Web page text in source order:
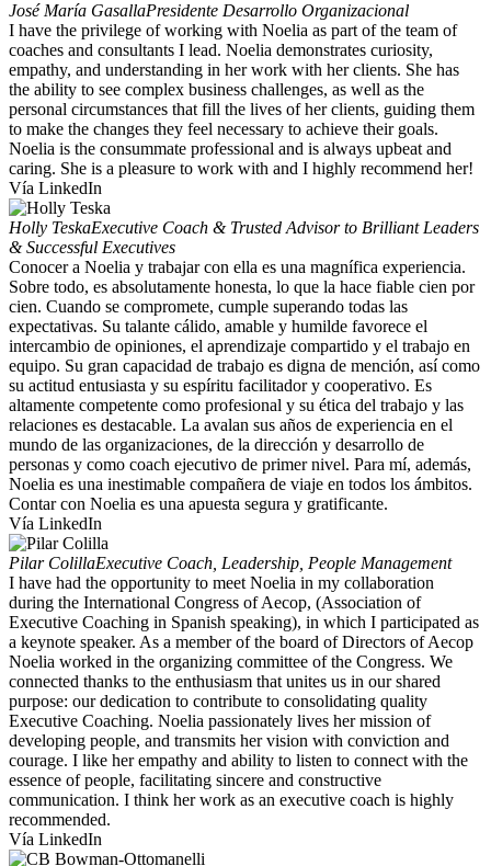
José María GasallaPresidente Desarrollo Organizacional
I have the privilege of working with Noelia as part of the team of
coaches and consultants I lead. Noelia demonstrates curiosity,
empathy, and understanding in her work with her clients. She has
the ability to see complex business challenges, as well as the
personal circumstances that fill the lives of her clients, guiding them
to make the changes they feel necessary to achieve their goals.
Noelia is the consummate professional and is always upbeat and
caring. She is a pleasure to work with and I highly recommend her!
Vía LinkedIn
Holly TeskaExecutive Coach & Trusted Advisor to Brilliant Leaders
& Successful Executives
Conocer a Noelia y trabajar con ella es una magnífica experiencia.
Sobre todo, es absolutamente honesta, lo que la hace fiable cien por
cien. Cuando se compromete, cumple superando todas las
expectativas. Su talante cálido, amable y humilde favorece el
intercambio de opiniones, el aprendizaje compartido y el trabajo en
equipo. Su gran capacidad de trabajo es digna de mención, así como
su actitud entusiasta y su espíritu facilitador y cooperativo. Es
altamente competente como profesional y su ética del trabajo y las
relaciones es destacable. La avalan sus años de experiencia en el
mundo de las organizaciones, de la dirección y desarrollo de
personas y como coach ejecutivo de primer nivel. Para mí, además,
Noelia es una inestimable compañera de viaje en todos los ámbitos.
Contar con Noelia es una apuesta segura y gratificante.
Vía LinkedIn
Pilar ColillaExecutive Coach, Leadership, People Management
I have had the opportunity to meet Noelia in my collaboration
during the International Congress of Aecop, (Association of
Executive Coaching in Spanish speaking), in which I participated as
a keynote speaker. As a member of the board of Directors of Aecop
Noelia worked in the organizing committee of the Congress. We
connected thanks to the enthusiasm that unites us in our shared
purpose: our dedication to contribute to consolidating quality
Executive Coaching. Noelia passionately lives her mission of
developing people, and transmits her vision with conviction and
courage. I like her empathy and ability to listen to connect with the
essence of people, facilitating sincere and constructive
communication. I think her work as an executive coach is highly
recommended.
Vía LinkedIn